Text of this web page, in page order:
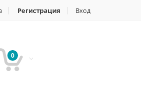
Регистрация Вход
0